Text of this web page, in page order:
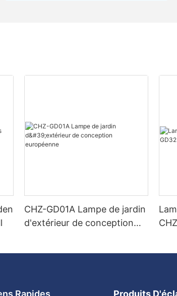
CHZ-GD01A Lampe de jardin
d'extérieur de conception
Rapides Produits